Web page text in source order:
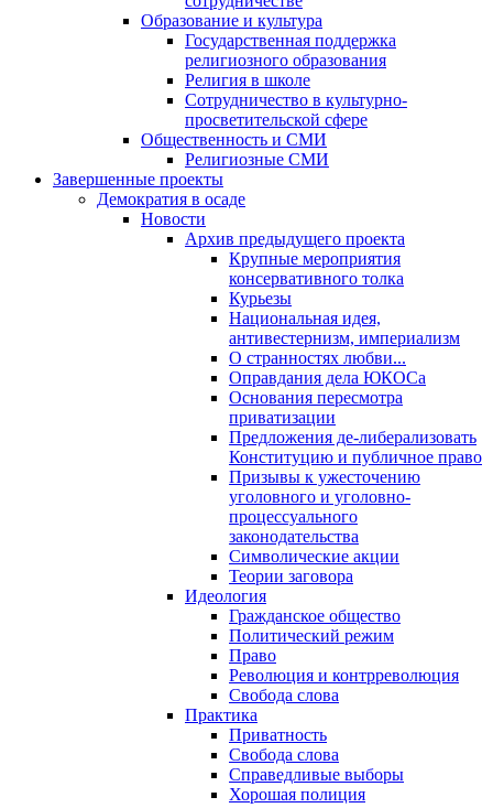
Образование и культура
Государственная поддержка
религиозного образования
Религия в школе
Сотрудничество в культурно-
просветительской сфере
Общественность и СМИ
Религиозные СМИ
Завершенные проекты
Демократия в осаде
Новости
Архив предыдущего проекта
Крупные мероприятия
консервативного толка
Курьезы
Национальная идея,
антивестернизм, империализм
О странностях любви...
Оправдания дела ЮКОСа
Основания пересмотра
приватизации
Предложения де-либерализовать
Конституцию и публичное право
Призывы к ужесточению
уголовного и уголовно-
процессуального
законодательства
Символические акции
Теории заговора
Идеология
Гражданское общество
Политический режим
Право
Революция и контрреволюция
Свобода слова
Практика
Приватность
Свобода слова
Справедливые выборы
Хорошая полиция